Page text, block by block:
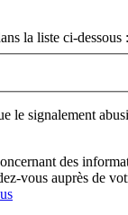
la liste ci-dessous :
le signalement
des
vous auprès de